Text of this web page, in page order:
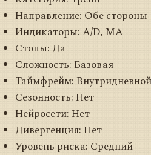
Направление: Обе стороны
Индикаторы: A/D, MA
Стопы: Да
Сложность: Базовая
Таймфрейм: Внутридневной
Сезонность: Нет
Нейросети: Нет
Дивергенция: Нет
Уровень риска: Средний